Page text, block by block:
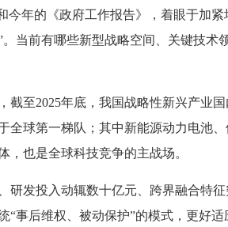
今年的《政府工作报告》，着眼于加
当前有哪些新型战略空间、关键技
截至2025年底，我国战略性新兴产业
全球第一梯队；其中新能源动力电池
，也是全球科技竞争的主战场。
研发投入动辄数十亿元、跨界融合特
“事后维权、被动保护”的模式，更好